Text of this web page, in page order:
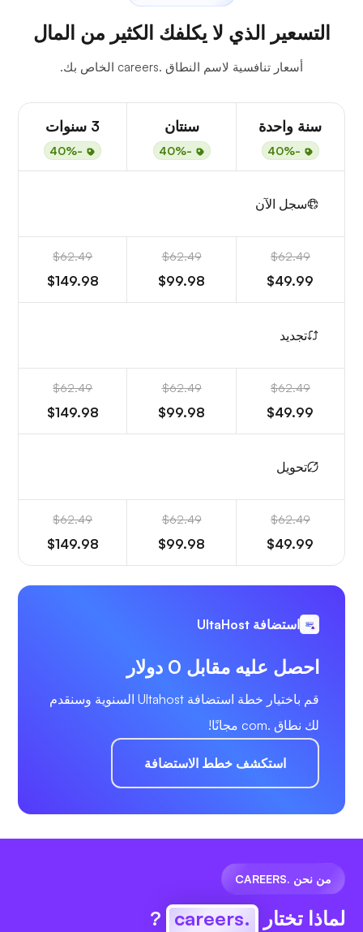
التسعير الذي لا يكلفك الكثير من المال
أسعار تنافسية لاسم النطاق .careers الخاص بك.
سنة واحدة
-40%
سنتان
-40%
3 سنوات
-40%
سجل الآن
$62.49
$49.99
$62.49
$99.98
$62.49
$149.98
تجديد
$62.49
$49.99
$62.49
$99.98
$62.49
$149.98
تحويل
$62.49
$49.99
$62.49
$99.98
$62.49
$149.98
استضافة UltaHost
احصل عليه مقابل 0 دولار
قم باختيار خطة استضافة Ultahost السنوية وسنقدم
لك نطاق .com مجانًا!
استكشف خطط الاستضافة
من نحن .CAREERS
لماذا تختار .careers
?